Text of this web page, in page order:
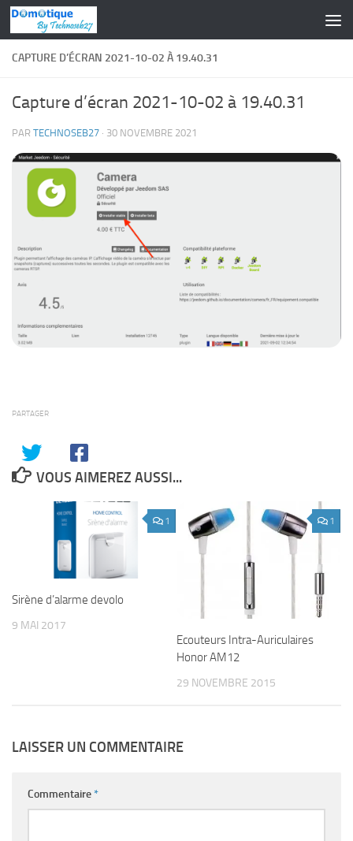
Skip to content
CAPTURE D’ÉCRAN 2021-10-02 À 19.40.31
Capture d’écran 2021-10-02 à 19.40.31
PAR TECHNOSEB27 · 30 NOVEMBRE 2021
PARTAGER
VOUS AIMEREZ AUSSI...
1
Sirène d’alarme devolo
9 MAI 2017
1
Ecouteurs Intra-Auriculaires
Honor AM12
29 NOVEMBRE 2015
LAISSER UN COMMENTAIRE
Commentaire*